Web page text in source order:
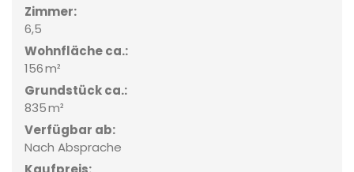
Zimmer:
6,5
Wohnfläche ca.:
156 m²
Grund­stück ca.:
835 m²
Verfügbar ab:
Nach Absprache